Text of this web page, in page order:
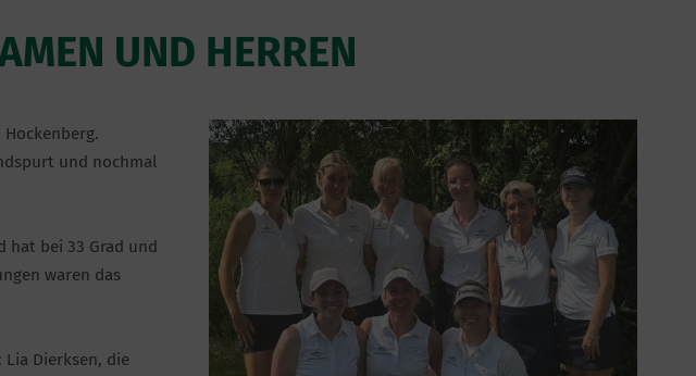
UND HERREN
Hockenberg.
und nochmal
hat bei 33 Grad und
waren das
Dierksen, die